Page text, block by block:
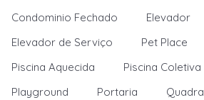
Condominio Fechado
Elevador
Elevador de Serviço
Pet Place
Piscina Aquecida
Piscina Coletiva
Playground
Portaria
Quadra